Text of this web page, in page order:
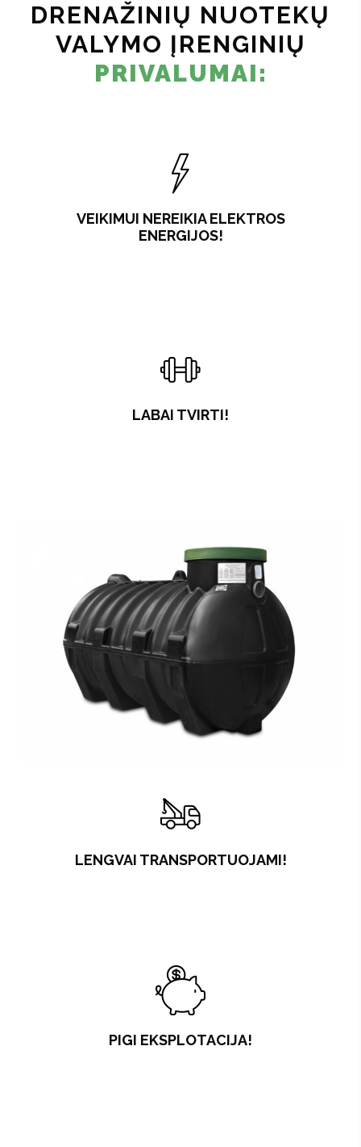
DRENAŽINIŲ NUOTEKŲ
VALYMO ĮRENGINIŲ
PRIVALUMAI:
VEIKIMUI NEREIKIA ELEKTROS
ENERGIJOS!
LABAI TVIRTI!
LENGVAI TRANSPORTUOJAMI!
PIGI EKSPLOTACIJA!